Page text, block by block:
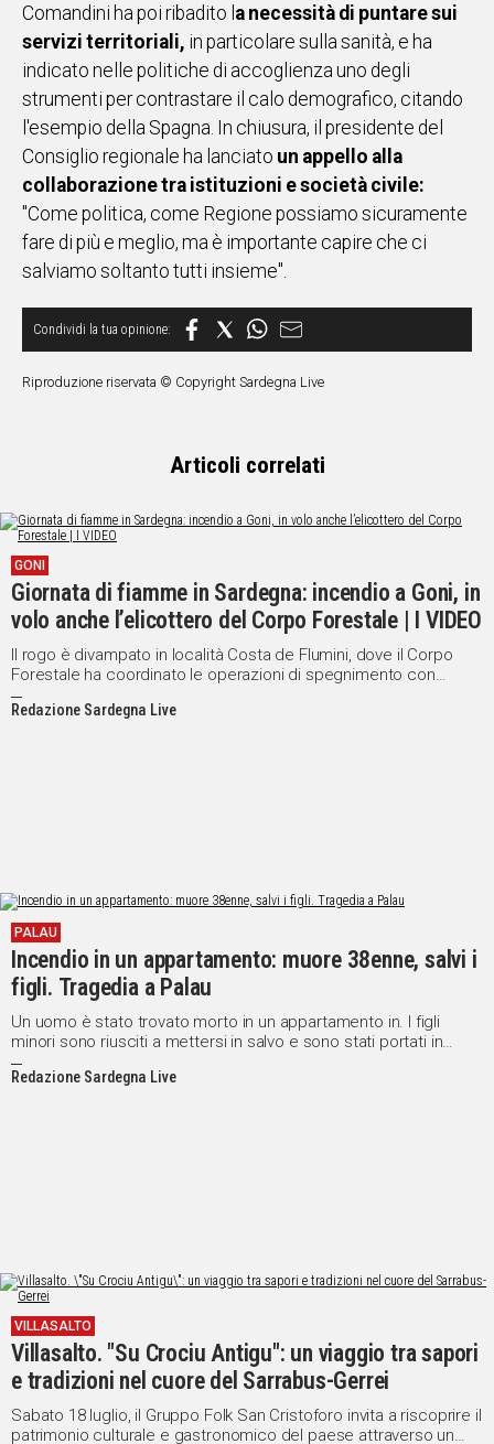
Comandini ha poi ribadito l a necessità di puntare sui
servizi territoriali, in particolare sulla sanità, e ha
indicato nelle politiche di accoglienza uno degli
strumenti per contrastare il calo demografico, citando
l'esempio della Spagna. In chiusura, il presidente del
Consiglio regionale ha lanciato un appello alla
collaborazione tra istituzioni e società civile:
"Come politica, come Regione possiamo sicuramente
fare di più e meglio, ma è importante capire che ci
salviamo soltanto tutti insieme".
Riproduzione riservata © Copyright Sardegna Live
Articoli correlati
GONI
Giornata di fiamme in Sardegna: incendio a Goni, in
volo anche l’elicottero del Corpo Forestale | I VIDEO
Il rogo è divampato in località Costa de Flumini, dove il Corpo
Forestale ha coordinato le operazioni di spegnimento con
l'ausilio di un elicottero decollato da Villasalto
Redazione Sardegna Live
PALAU
Incendio in un appartamento: muore 38enne, salvi i
figli. Tragedia a Palau
Un uomo è stato trovato morto in un appartamento in. I figli
minori sono riusciti a mettersi in salvo e sono stati portati in
ospedale per controlli
Redazione Sardegna Live
VILLASALTO
Villasalto. "Su Crociu Antigu": un viaggio tra sapori
e tradizioni nel cuore del Sarrabus-Gerrei
Sabato 18 luglio, il Gruppo Folk San Cristoforo invita a riscoprire il
patrimonio culturale e gastronomico del paese attraverso un